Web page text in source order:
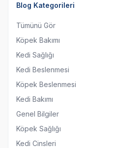
Blog Kategorileri
Tümünü Gör
Köpek Bakımı
Kedi Sağlığı
Kedi Beslenmesi
Köpek Beslenmesi
Kedi Bakımı
Genel Bilgiler
Köpek Sağlığı
Kedi Cinsleri